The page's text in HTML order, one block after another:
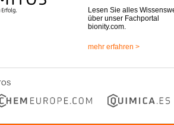
Lesen Sie alles
über unser Fachportal
bionity.com.
mehr erfahren >